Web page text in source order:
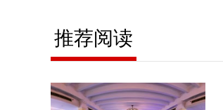
推荐阅读